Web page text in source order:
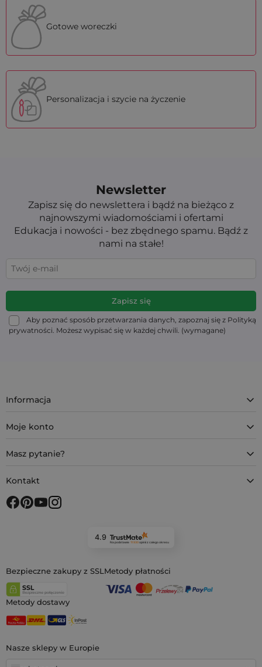
Gotowe woreczki
Personalizacja i szycie na życzenie
Newsletter
Zapisz się do newslettera i bądź na bieżąco z
najnowszymi wiadomościami i ofertami
Edukacja i nowości - bez zbędnego spamu. Bądź z
nami na stałe!
Aby poznać sposób przetwarzania danych, zapoznaj się z Polityką
prywatności. Możesz wypisać się w każdej chwili. (wymagane)
Nasze sklepy w Europie
Informacja
Moje konto
Masz pytanie?
Kontakt
4.9
Na podstawie 11 930opiniiz całego okresu
Bezpieczne zakupy z SSL Metody płatności
Metody dostawy